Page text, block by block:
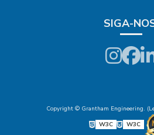
SIGA-
Copyright © Grantham Engineering.
W3C
W3C